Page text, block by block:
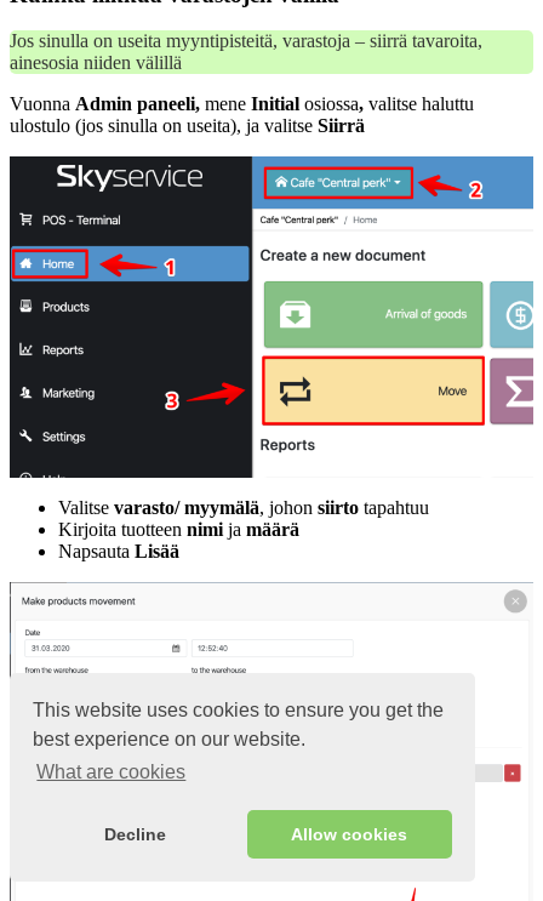
This website uses cookies to ensure you get the
best experience on our website.
What are cookies
Decline Allow cookies
Jos sinulla on useita myyntipisteitä, varastoja – siirrä tavaroita,
ainesosia niiden välillä
Vuonna Admin paneeli, mene Initial osiossa, valitse haluttu
ulostulo (jos sinulla on useita), ja valitse Siirrä
Valitse varasto/ myymälä, johon siirto tapahtuu
Kirjoita tuotteen nimija määrä
Napsauta Lisää